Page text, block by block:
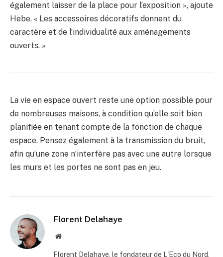
également laisser de la place pour l’exposition », ajoute
Hebe. « Les accessoires décoratifs donnent du
caractère et de l’individualité aux aménagements
ouverts. »
La vie en espace ouvert reste une option possible pour
de nombreuses maisons, à condition qu’elle soit bien
planifiée en tenant compte de la fonction de chaque
espace. Pensez également à la transmission du bruit,
afin qu’une zone n’interfère pas avec une autre lorsque
les murs et les portes ne sont pas en jeu.
Florent Delahaye
Site
Florent Delahaye, le fondateur de L'Eco du Nord,